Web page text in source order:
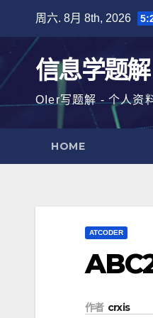
容
周六. 8月 8th, 2026
信息学题解
OIer写题解 - 个人资
HOME
ATCODER
作者 crxis